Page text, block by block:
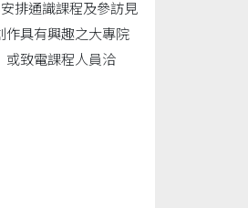
排通識課程及參訪見
作具有興趣之大專院
或致電課程人員洽